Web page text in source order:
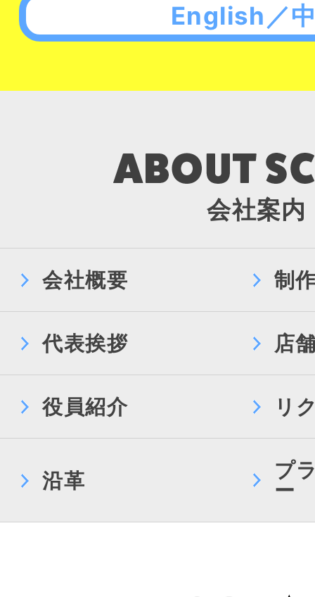
English／
会社案内
会社概要 制
代表挨拶 店
役員紹介 リ
沿革
プ
ー